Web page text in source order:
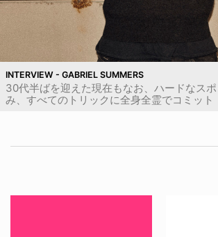
INTERVIEW - GABRIEL SUMMERS
30代半ばを迎えた現在もなお、ハードなス
み、すべてのトリックに全身全霊でコミット